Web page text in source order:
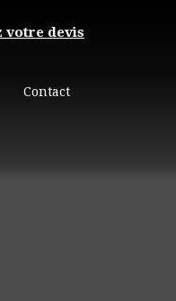
votre devis
Contact